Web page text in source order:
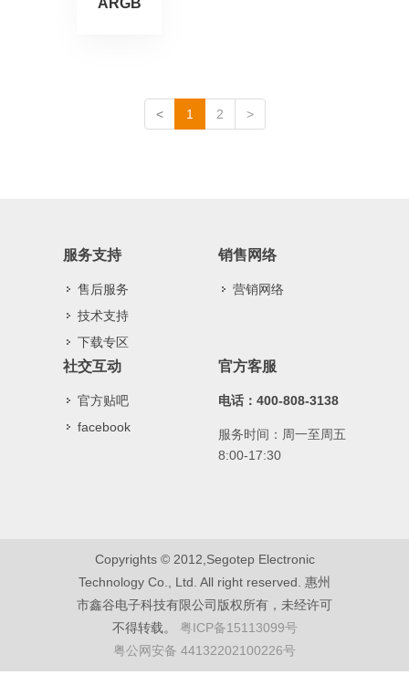
ARGB
< 1 2 >
服务支持
售后服务
技术支持
下载专区
销售网络
营销网络
社交互动
官方贴吧
facebook
官方客服
电话：400-808-3138
服务时间：周一至周五
8:00-17:30
Copyrights © 2012,Segotep Electronic
Technology Co., Ltd. All right reserved. 惠州
市鑫谷电子科技有限公司版权所有，未经许可
不得转载。 粤ICP备15113099号
粤公网安备 44132202100226号